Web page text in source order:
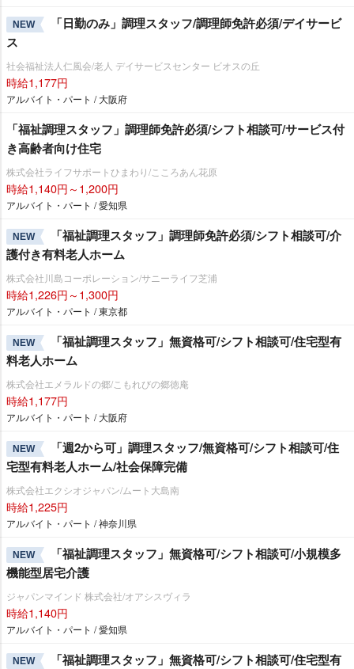
NEW
「日勤のみ」調理スタッフ/調理師免許必須/デイサービ
ス
社会福祉法人仁風会/老人 デイサービスセンター ビオスの丘
時給1,177円
アルバイト・パート / 大阪府
「福祉調理スタッフ」調理師免許必須/シフト相談可/サービス付
き高齢者向け住宅
株式会社ライフサポートひまわり/こころあん花原
時給1,140円～1,200円
アルバイト・パート / 愛知県
NEW
「福祉調理スタッフ」調理師免許必須/シフト相談可/介
護付き有料老人ホーム
株式会社川島コーポレーション/サニーライフ芝浦
時給1,226円～1,300円
アルバイト・パート / 東京都
NEW
「福祉調理スタッフ」無資格可/シフト相談可/住宅型有
料老人ホーム
株式会社エメラルドの郷/こもれびの郷徳庵
時給1,177円
アルバイト・パート / 大阪府
NEW
「週2から可」調理スタッフ/無資格可/シフト相談可/住
宅型有料老人ホーム/社会保障完備
株式会社エクシオジャパン/ムート大島南
時給1,225円
アルバイト・パート / 神奈川県
NEW
「福祉調理スタッフ」無資格可/シフト相談可/小規模多
機能型居宅介護
ジャパンマインド 株式会社/オアシスヴィラ
時給1,140円
アルバイト・パート / 愛知県
NEW
「福祉調理スタッフ」無資格可/シフト相談可/住宅型有